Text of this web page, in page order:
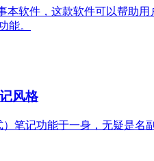
本软件，这款软件可以帮助
能。
风格
笔记功能于一身，无疑是名